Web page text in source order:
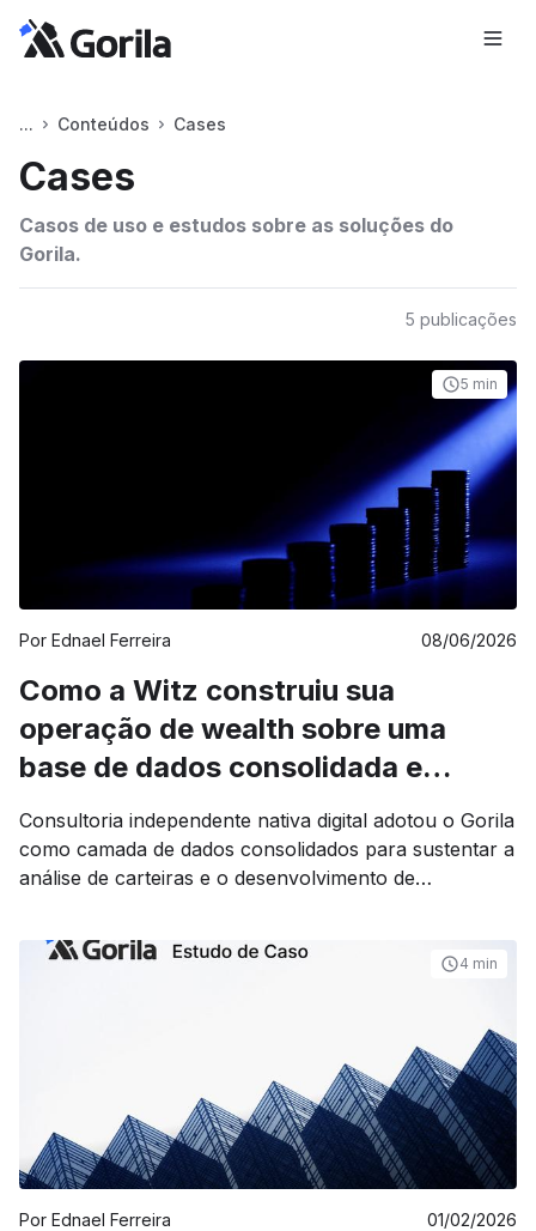
Conteúdos Cases
Cases
Casos de uso e estudos sobre as soluções do
Gorila.
5 publicações
5 min
Por Ednael Ferreira 08/06/2026
Como a Witz construiu sua
operação de wealth sobre uma
base de dados consolidada e
confiável
Consultoria independente nativa digital adotou o Gorila
como camada de dados consolidados para sustentar a
análise de carteiras e o desenvolvimento de
4 min
Por Ednael Ferreira 01/02/2026